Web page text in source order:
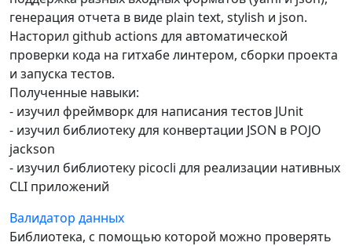
генерация отчета в виде plain text, stylish и json.
Насторил github actions для автоматической
проверки кода на гитхабе линтером, сборки проекта
и запуска тестов.
Полученные навыки:
- изучил фреймворк для написания тестов JUnit
- изучил библиотеку для конвертации JSON в POJO
jackson
- изучил библиотеку picocli для реализации нативных
CLI приложений
Валидатор данных
Библиотека, с помощью которой можно проверять